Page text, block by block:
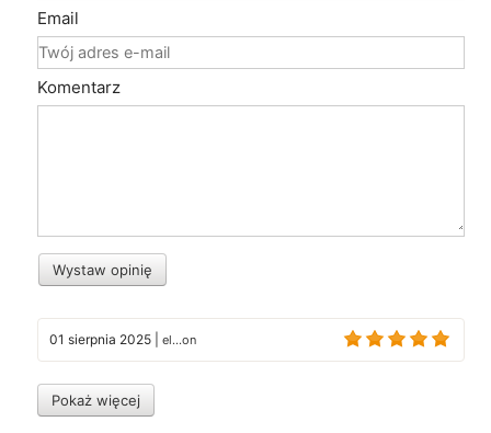
Email
Komentarz
Wystaw opinię
01 sierpnia 2025 el...on
Pokaż więcej